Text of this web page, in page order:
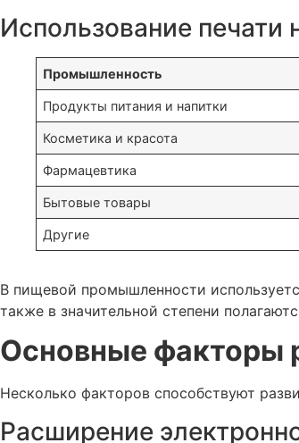
Использование
Промышленность
Продукты питания и напитки
Косметика и красота
Фармацевтика
Бытовые товары
Другие
В пищевой промышленности
также в значительной степени
Основные факторы
Несколько факторов способствуют
Расширение